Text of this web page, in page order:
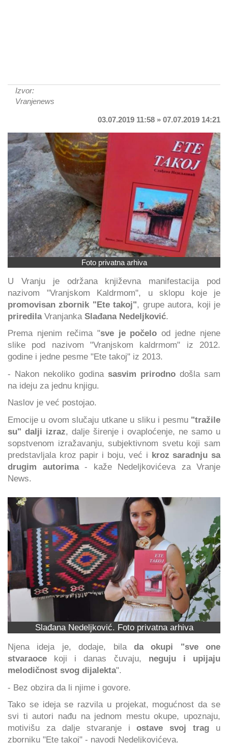
Izvor:
Vranjenews
03.07.2019 11:58 » 07.07.2019 14:21
Foto privatna arhiva
U Vranju je održana književna manifestacija pod
nazivom "Vranjskom Kaldrmom", u sklopu koje je
promovisan zbornik "Ete takoj", grupe autora, koji je
priredilaVranjanka Slađana Nedeljković.
Prema njenim rečima "sve je počelo od jedne njene
slike pod nazivom "Vranjskom kaldrmom" iz 2012.
godine i jedne pesme "Ete takoj" iz 2013.
- Nakon nekoliko godina sasvim prirodno došla sam
na ideju za jednu knjigu.
Naslov je već postojao.
Emocije u ovom slučaju utkane u sliku i pesmu "tražile
su" dalji izraz, dalje širenje i ovaploćenje, ne samo u
sopstvenom izražavanju, subjektivnom svetu koji sam
predstavljala kroz papir i boju, već i kroz saradnju sa
drugim autorima- kaže Nedeljkovićeva za Vranje
News.
Slađana Nedeljković. Foto privatna arhiva
Njena ideja je, dodaje, bila da okupi "sve one
stvaraoce koji i danas čuvaju, neguju i upijaju
melodičnost svog dijalekta".
- Bez obzira da li njime i govore.
Tako se ideja se razvila u projekat, mogućnost da se
svi ti autori nađu na jednom mestu okupe, upoznaju,
motivišu za dalje stvaranje iostave svoj trag u
zborniku "Ete takoj" - navodi Nedeljkovićeva.